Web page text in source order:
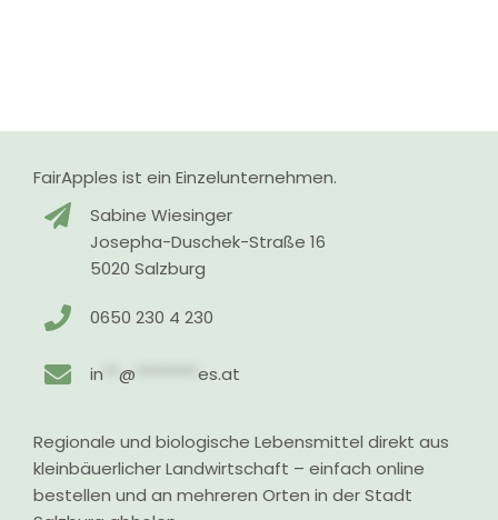
FairApples ist ein Einzelunternehmen.
Sabine Wiesinger
Josepha-Duschek-Straße 16
5020 Salzburg
0650 230 4 230
in **@ ********es.at
Regionale und biologische Lebensmittel direkt aus
kleinbäuerlicher Landwirtschaft – einfach online
bestellen und an mehreren Orten in der Stadt